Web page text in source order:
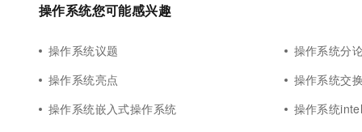
操作系统您可能感兴趣
操作系统议题
操作系统分
操作系统亮点
操作系统交
操作系统嵌入式操作系统
操作系统